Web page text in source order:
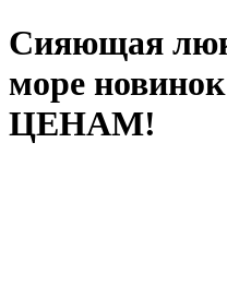
Сияющая
море
ЦЕНАМ!